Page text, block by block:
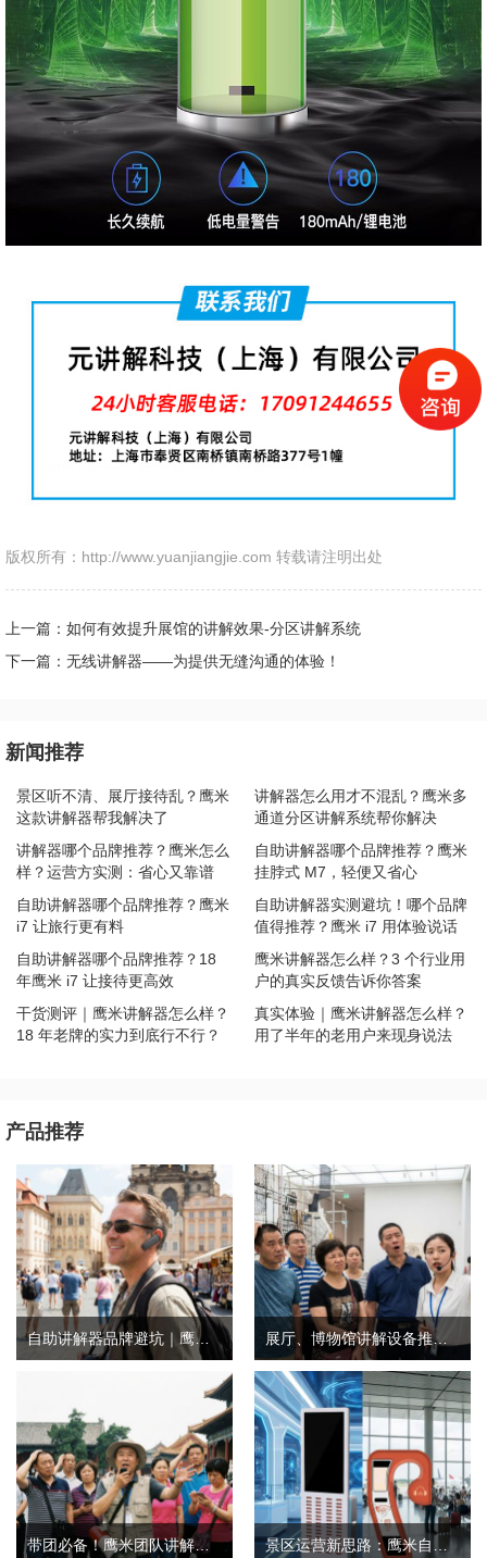
版权所有：http://www.yuanjiangjie.com 转载请注明出处
上一篇：如何有效提升展馆的讲解效果-分区讲解系统
下一篇：无线讲解器——为提供无缝沟通的体验！
新闻推荐
景区听不清、展厅接待乱？鹰米
这款讲解器帮我解决了
讲解器怎么用才不混乱？鹰米多
通道分区讲解系统帮你解决
讲解器哪个品牌推荐？鹰米怎么
样？运营方实测：省心又靠谱
自助讲解器哪个品牌推荐？鹰米
挂脖式 M7，轻便又省心
自助讲解器哪个品牌推荐？鹰米
i7 让旅行更有料
自助讲解器实测避坑！哪个品牌
值得推荐？鹰米 i7 用体验说话
自助讲解器哪个品牌推荐？18
年鹰米 i7 让接待更高效
鹰米讲解器怎么样？3 个行业用
户的真实反馈告诉你答案
干货测评｜鹰米讲解器怎么样？
18 年老牌的实力到底行不行？
真实体验｜鹰米讲解器怎么样？
用了半年的老用户来现身说法
产品推荐
自助讲解器品牌避坑｜鹰米自助讲解器，实测好用不踩雷 展厅、博物馆讲解设备推荐｜分区讲解系统，解决多团队接待核心痛点
带团必备！鹰米团队讲解器，防串音 + 易管理双在线